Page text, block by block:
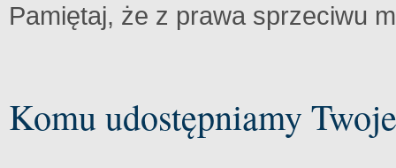
Pamiętaj, że z prawa sprzeciwu
Komu udostępniamy